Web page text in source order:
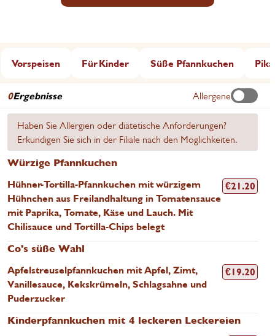
Vorspeisen Für Kinder Süße Pfannkuchen
0Ergebnisse Allergene
Haben Sie Allergien oder diätetische Anforderungen?
Erkundigen Sie sich in der Filiale nach den Möglichkeiten.
Würzige Pfannkuchen
Hühner-Tortilla-Pfannkuchen mit würzigem
Hühnchen aus Freilandhaltung in Tomatensauce
mit Paprika, Tomate, Käse und Lauch. Mit
Chilisauce und Tortilla-Chips belegt
€21.20
Co's süße Wahl
Apfelstreuselpfannkuchen mit Apfel, Zimt,
Vanillesauce, Kekskrümeln, Schlagsahne und
Puderzucker
€19.20
Kinderpfannkuchen mit 4 leckeren Leckereien